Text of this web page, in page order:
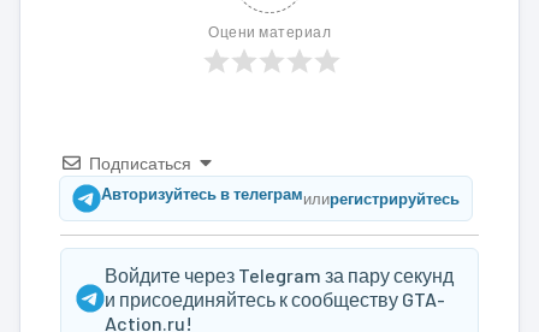
Оцени материал
Подписаться
Авторизуйтесь в телеграмилирегистрируйтесь
Войдите через Telegram за пару секунд
и присоединяйтесь к сообществу GTA-
Action.ru!